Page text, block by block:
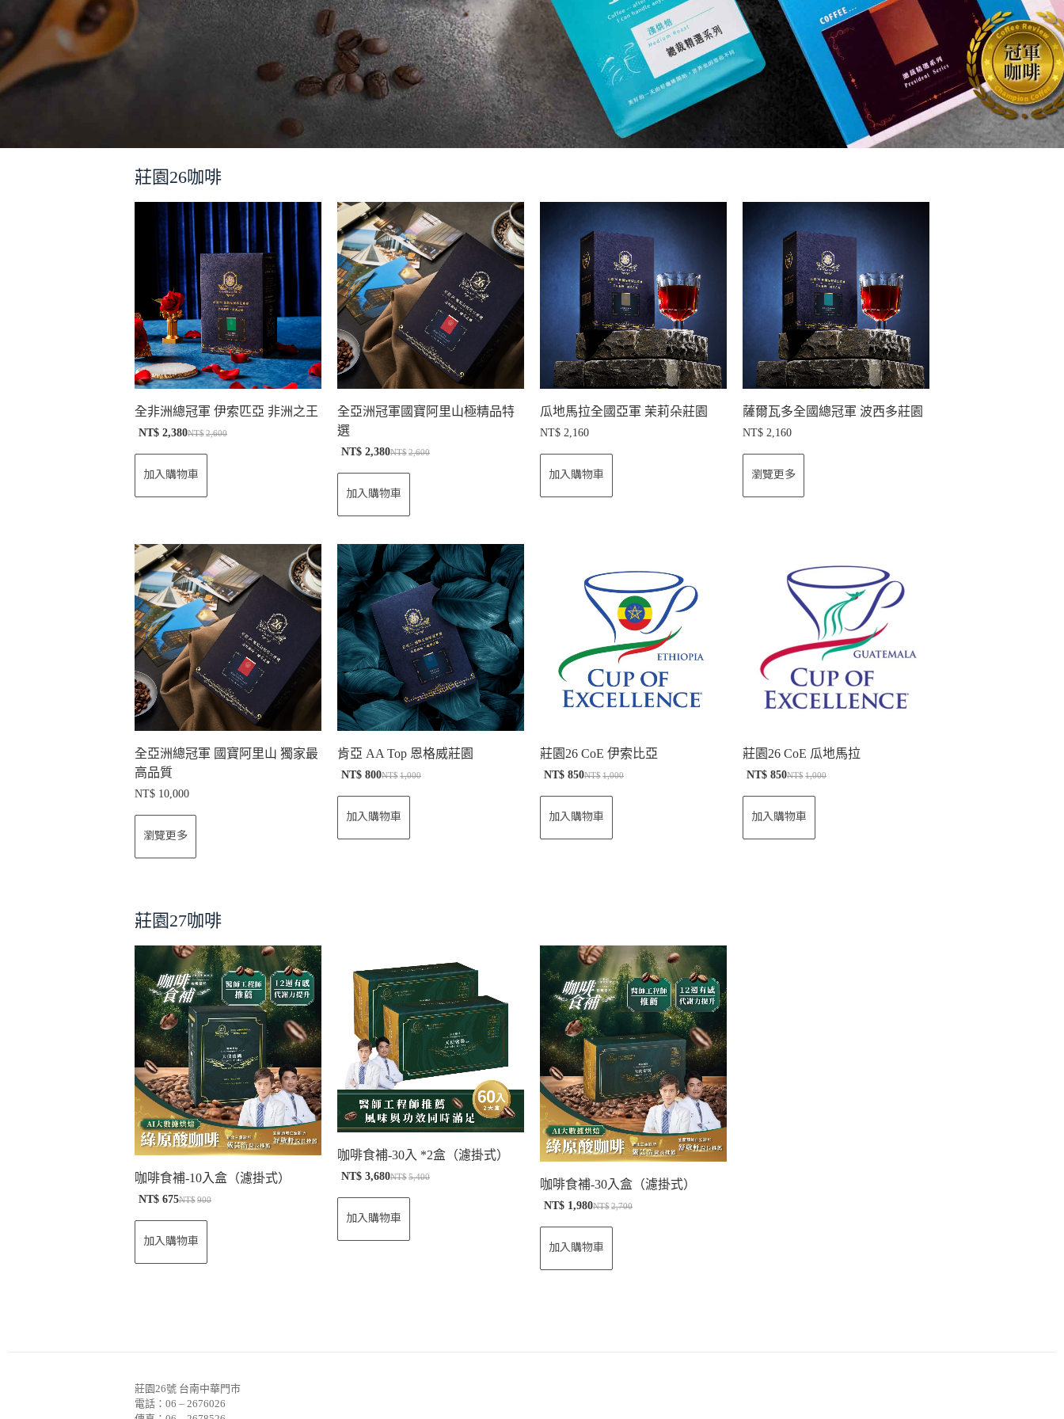
莊園26咖啡
全非洲總冠軍 伊索匹亞 非洲之王
NT$ 2,600
NT$ 2,380
加入購物車
全亞洲冠軍國寶阿里山極精品特
選
NT$ 2,600
NT$ 2,380
加入購物車
瓜地馬拉全國亞軍 茉莉朵莊園
NT$ 2,160
加入購物車
薩爾瓦多全國總冠軍 波西多莊園
NT$ 2,160
瀏覽更多
全亞洲總冠軍 國寶阿里山 獨家最
高品質
NT$ 10,000
瀏覽更多
肯亞 AA Top 恩格威莊園
NT$ 1,000
NT$ 800
加入購物車
莊園26 CoE 伊索比亞
NT$ 1,000
NT$ 850
加入購物車
莊園26 CoE 瓜地馬拉
NT$ 1,000
NT$ 850
加入購物車
莊園27咖啡
咖啡食補-10入盒（濾掛式）
NT$ 900
NT$ 675
加入購物車
咖啡食補-30入 *2盒（濾掛式）
NT$ 5,400
NT$ 3,680
加入購物車
咖啡食補-30入盒（濾掛式）
NT$ 2,700
NT$ 1,980
加入購物車
莊園26號 台南中華門市
電話：06 – 2676026